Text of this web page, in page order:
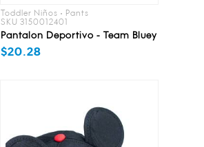
Toddler Niños • Pants
SKU 3150012401
Pantalon Deportivo - Team Bluey
$20.28